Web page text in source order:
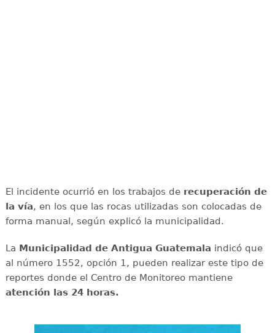
El incidente ocurrió en los trabajos de recuperación de
la vía, en los que las rocas utilizadas son colocadas de
forma manual, según explicó la municipalidad.
La Municipalidad de Antigua Guatemala indicó que
al número 1552, opción 1, pueden realizar este tipo de
reportes donde el Centro de Monitoreo mantiene
atención las 24 horas.